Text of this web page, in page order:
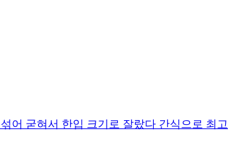
어 굳혀서 한입 크기로 잘랐다 간식으로 최